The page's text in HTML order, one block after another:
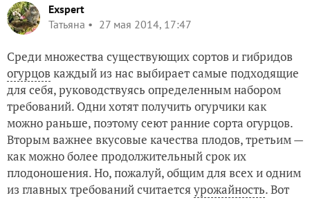
Exspert
Татьяна
27 мая 2014, 17:47
Среди множества существующих сортов и гибридов
огурцовкаждый из нас выбирает самые подходящие
для себя, руководствуясь определенным набором
требований. Одни хотят получить огурчики как
можно раньше, поэтому сеют ранние сорта огурцов.
Вторым важнее вкусовые качества плодов, третьим —
как можно более продолжительный срок их
плодоношения. Но, пожалуй, общим для всех и одним
из главных требований считаетсяурожайность. Вот